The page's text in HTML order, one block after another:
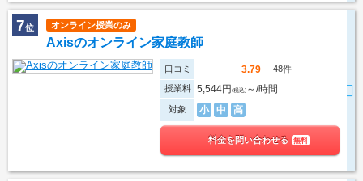
7位 オンライン授業のみ
Axisのオンライン家庭教師
口コミ 3.79
48件
授業料
5,544円(税込) ～/時間
対象 小 中 高
料金を問い合わせる 無料